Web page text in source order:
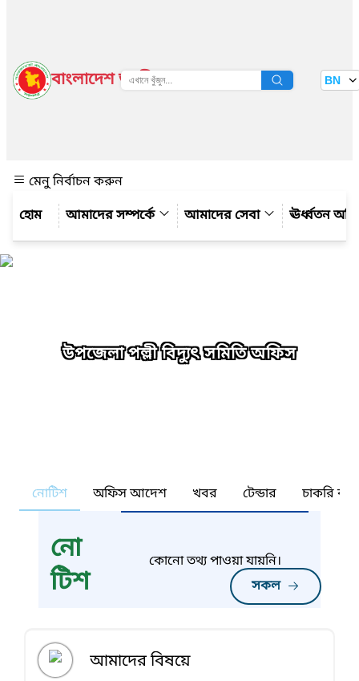
বাংলাদেশ জাতীয় তথ্য বাতায়ন BN
মেনু নির্বাচন করুন
আমাদের সম্পর্কে
আমাদের সেবা ঊর্ধ্বতন
উপজেলা পল্লী বিদ্যুৎ সমিতি অফিস
নোটিশ অফিস আদেশ খবর টেন্ডার চাকরি
নো
টিশ
সকল
কোনো তথ্য পাওয়া যায়নি।
আমাদের বিষয়ে